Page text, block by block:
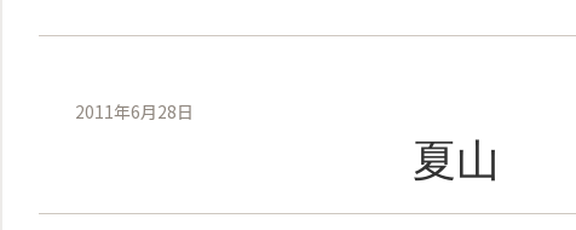
2011年6月28日
夏山